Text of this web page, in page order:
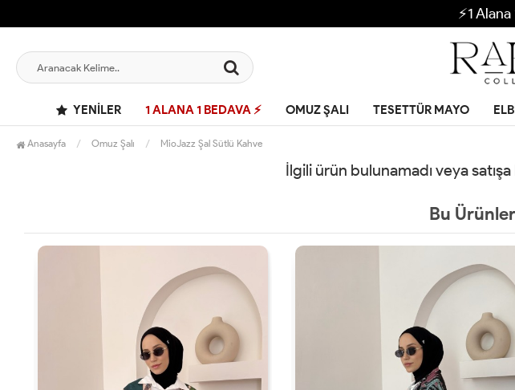
⚡1
YENILER 1 ALANA 1 BEDAVA ⚡ OMUZ ŞALI TESETTÜR MAYO
Anasayfa Omuz Şalı MioJazz Şal Sütlü Kahve
İlgili ürün bulunamadı veya
Bu